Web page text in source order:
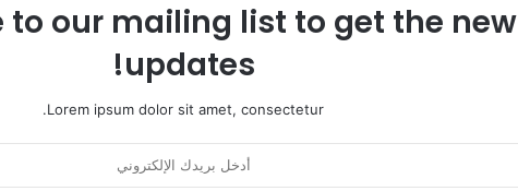
to our mailing list to get the new
updates!
Lorem ipsum dolor sit amet, consectetur.